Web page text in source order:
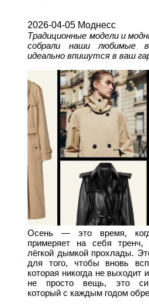
2026-04-05 Моднесс
Традиционные модели и
собрали наши любимые
идеально впишутся в ваш
Осень — это время,
примеряет на себя
лёгкой дымкой прохлады.
для того, чтобы вновь
которая никогда не
не просто вещь, это
который с каждым годом